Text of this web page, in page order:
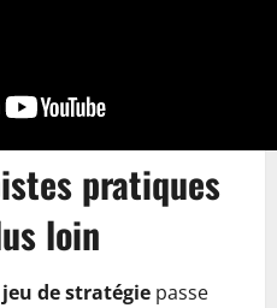
pratiques
loin
jeu de stratégie passe